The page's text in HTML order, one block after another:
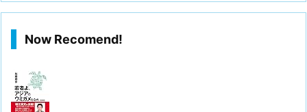
Now Recomend!